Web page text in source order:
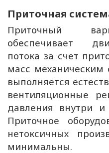
Приточная
Приточный
обеспечивает
потока за счет
масс механическим
выполняется
вентиляционные
давления внутри
Приточное
нетоксичных
минимальны.